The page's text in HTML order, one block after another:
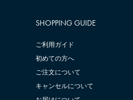
SHOPPING GUIDE
ご利用ガイド
初めての方へ
ご注文について
キャンセルについて